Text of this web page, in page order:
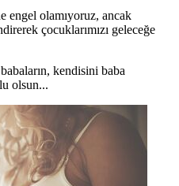
engel olamıyoruz, ancak
çocuklarımızı geleceğe
kendisini baba
olsun...